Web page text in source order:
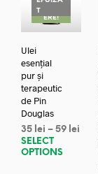
TREDUC
ERE!
Ulei
esențial
pur și
terapeutic
de Pin
Douglas
35 lei – 59 lei
SELECT
OPTIONS